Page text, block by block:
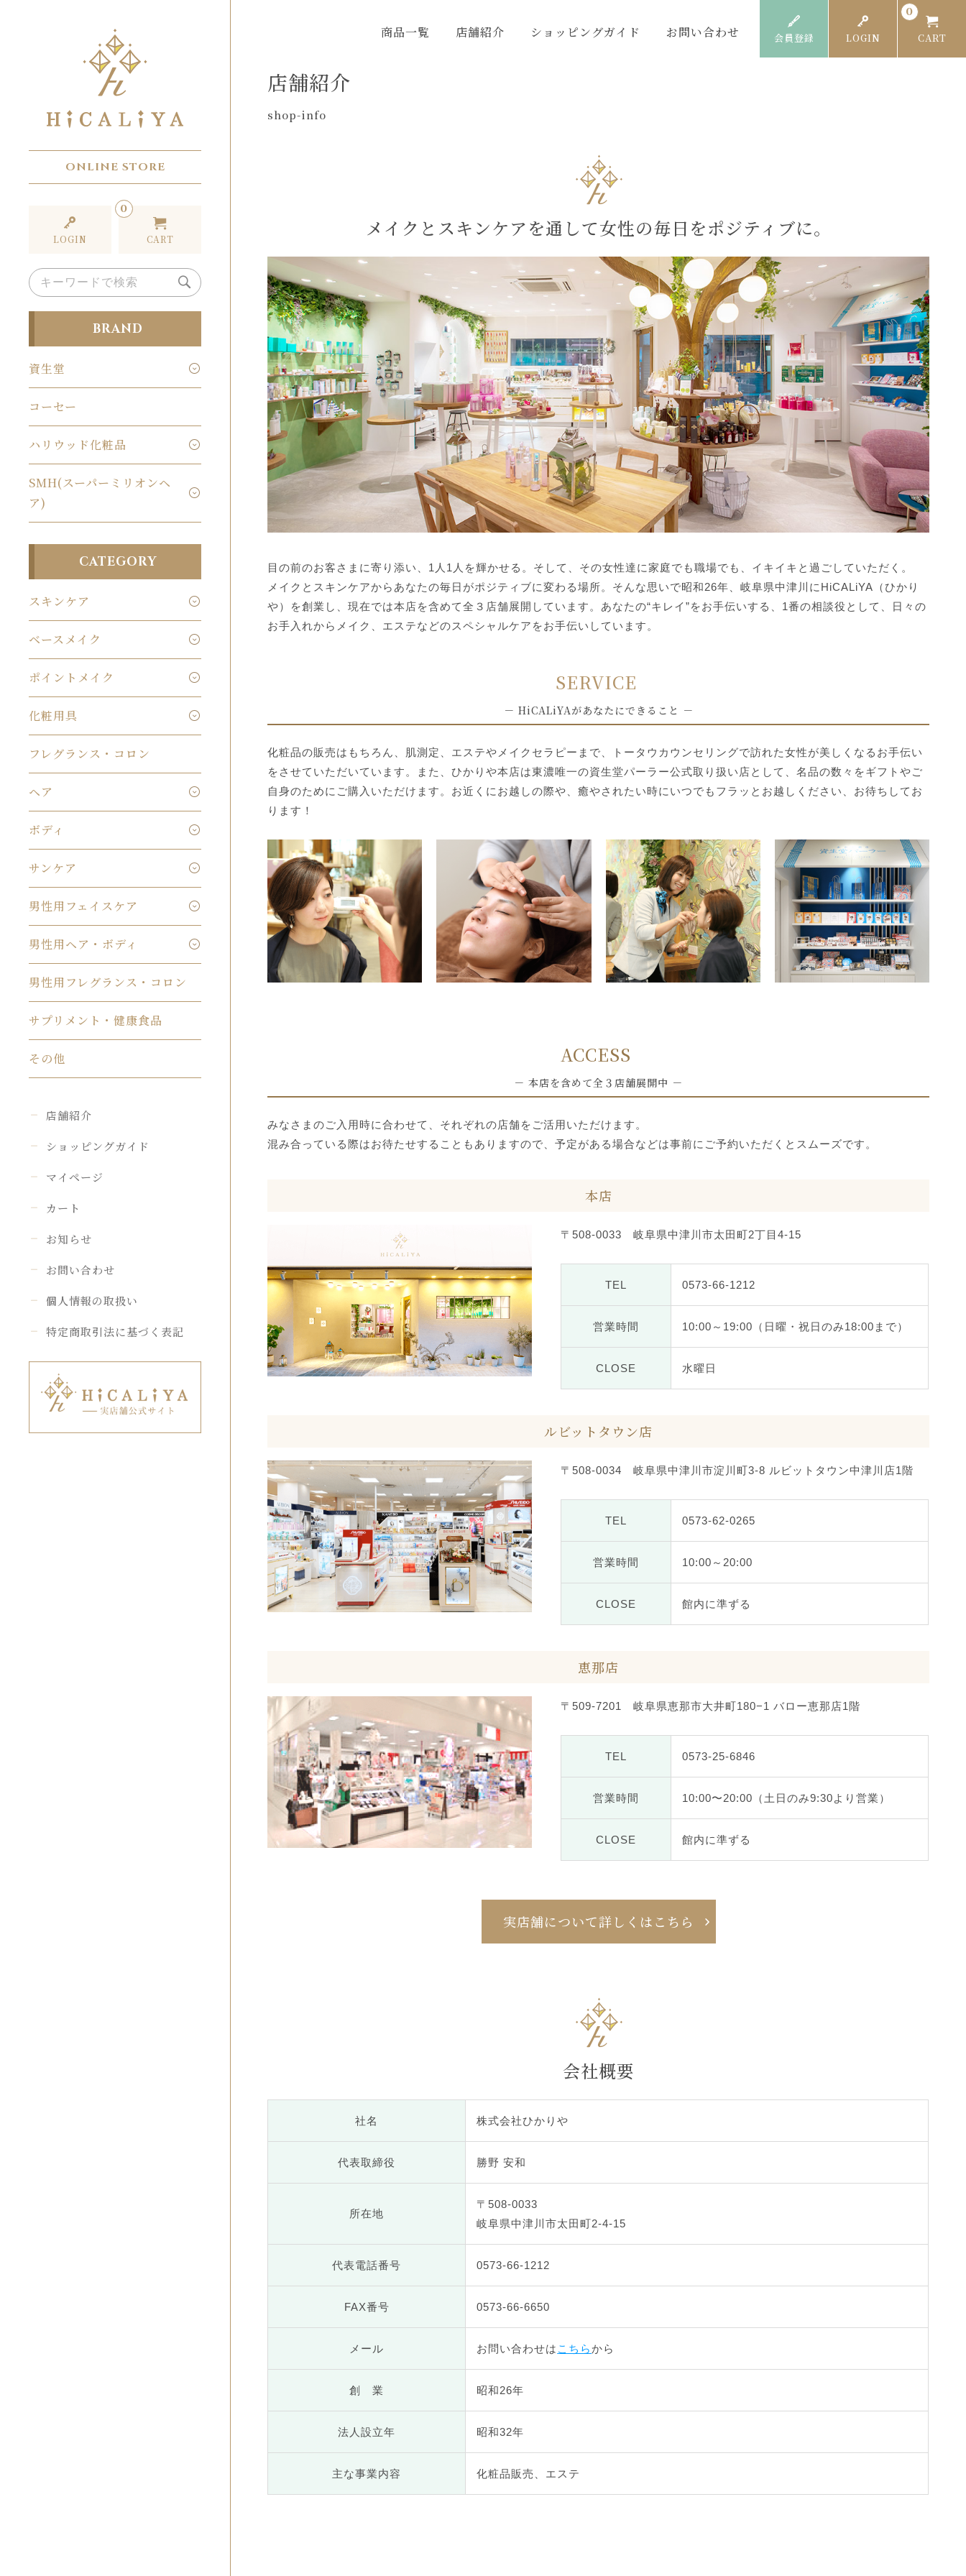
ONLINE STORE
LOGIN
0
CART
BRAND
資生堂
コーセー
ハリウッド化粧品
SMH(スーパーミリオンヘ
ア)
CATEGORY
スキンケア
ベースメイク
ポイントメイク
化粧用具
フレグランス・コロン
ヘア
ボディ
サンケア
男性用フェイスケア
男性用ヘア・ボディ
男性用フレグランス・コロン
サプリメント・健康食品
その他
店舗紹介
ショッピングガイド
マイページ
カート
お知らせ
お問い合わせ
個人情報の取扱い
特定商取引法に基づく表記
商品一覧 店舗紹介 ショッピングガイド お問い合わせ 会員登録 LOGIN
0
CART
店舗紹介
shop-info
メイクとスキンケアを通して女性の毎日をポジティブに。
目の前のお客さまに寄り添い、1人1人を輝かせる。そして、その女性達に家庭でも職場でも、イキイキと過ごしていただく。
メイクとスキンケアからあなたの毎日がポジティブに変わる場所。そんな思いで昭和26年、岐阜県中津川にHiCALiYA（ひかり
や）を創業し、現在では本店を含めて全３店舗展開しています。あなたの“キレイ”をお手伝いする、1番の相談役として、日々の
お手入れからメイク、エステなどのスペシャルケアをお手伝いしています。
SERVICE
－ HiCALiYAがあなたにできること －
化粧品の販売はもちろん、肌測定、エステやメイクセラピーまで、トータウカウンセリングで訪れた女性が美しくなるお手伝い
をさせていただいています。また、ひかりや本店は東濃唯一の資生堂パーラー公式取り扱い店として、名品の数々をギフトやご
自身のためにご購入いただけます。お近くにお越しの際や、癒やされたい時にいつでもフラッとお越しください、お待ちしてお
ります！
ACCESS
－ 本店を含めて全３店舗展開中 －
みなさまのご入用時に合わせて、 それぞれの店舗をご活用いただけます。
混み合っている際はお待たせすることもありますので、予定がある場合などは事前にご予約いただくとスムーズです。
本店
〒508-0033 岐阜県中津川市太田町2丁目4-15
TEL 0573-66-1212
営業時間 10:00～19:00 （日曜・祝日のみ18:00まで）
CLOSE 水曜日
ルビットタウン店
〒508-0034 岐阜県中津川市淀川町3-8 ルビットタウン中津川店1階
TEL 0573-62-0265
営業時間 10:00～20:00
CLOSE 館内に準ずる
恵那店
〒509-7201 岐阜県恵那市大井町180−1バロー恵那店1階
TEL 0573-25-6846
営業時間 10:00〜20:00 （土日のみ9:30より営業）
CLOSE 館内に準ずる
実店舗について詳しくはこちら
会社概要
社名 株式会社ひかりや
代表取締役 勝野 安和
所在地
〒508-0033
岐阜県中津川市太田町2-4-15
代表電話番号 0573-66-1212
FAX番号 0573-66-6650
メール お問い合わせは こちらから
創 業 昭和26年
法人設立年 昭和32年
主な事業内容 化粧品販売、エステ